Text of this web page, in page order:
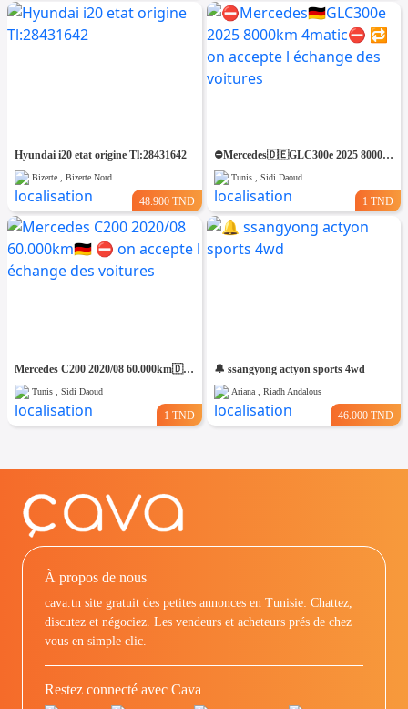
Hyundai i20 etat origine Tl:28431642
Bizerte , Bizerte Nord
48.900 TND
⛔️Mercedes🇩🇪GLC300e 2025 8000km 4matic⛔️ 🔁 on accepte l échange des voitures
Tunis , Sidi Daoud
1 TND
Mercedes C200 2020/08 60.000km🇩🇪 ⛔️ on accepte l échange des voitures
Tunis , Sidi Daoud
1 TND
🔔 ssangyong actyon sports 4wd
Ariana , Riadh Andalous
46.000 TND
À propos de nous
cava.tn site gratuit des petites annonces en Tunisie: Chattez,
discutez et négociez. Les vendeurs et acheteurs prés de chez
vous en simple clic.
Restez connecté avec Cava